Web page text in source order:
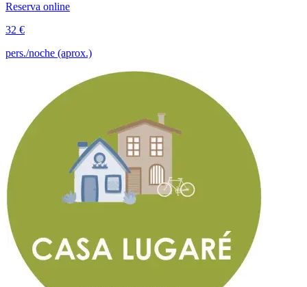
Reserva online
32 €
pers./noche (aprox.)